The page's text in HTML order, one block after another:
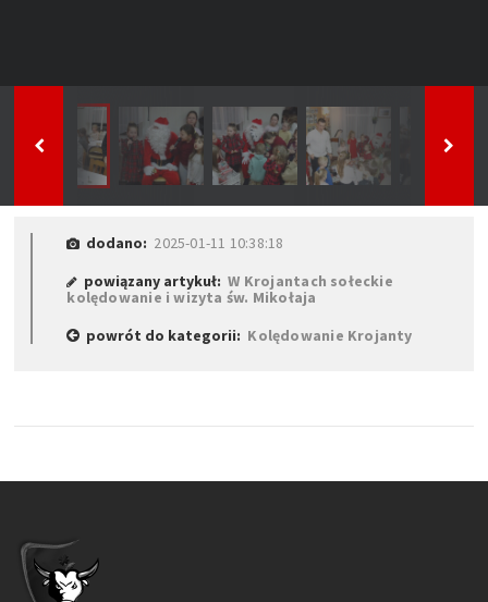
dodano: 2025-01-11 10:38:18
powiązany artykuł:W Krojantach sołeckie
kolędowanie i wizyta św. Mikołaja
powrót do kategorii: Kolędowanie Krojanty